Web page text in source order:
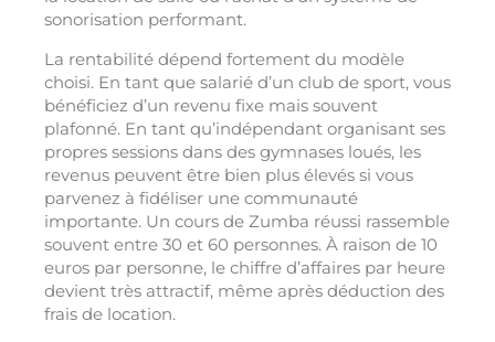
sonorisation performant.
La rentabilité dépend fortement du modèle
choisi. En tant que salarié d’un club de sport, vous
bénéficiez d’un revenu fixe mais souvent
plafonné. En tant qu’indépendant organisant ses
propres sessions dans des gymnases loués, les
revenus peuvent être bien plus élevés si vous
parvenez à fidéliser une communauté
importante. Un cours de Zumba réussi rassemble
souvent entre 30 et 60 personnes. À raison de 10
euros par personne, le chiffre d’affaires par heure
devient très attractif, même après déduction des
frais de location.